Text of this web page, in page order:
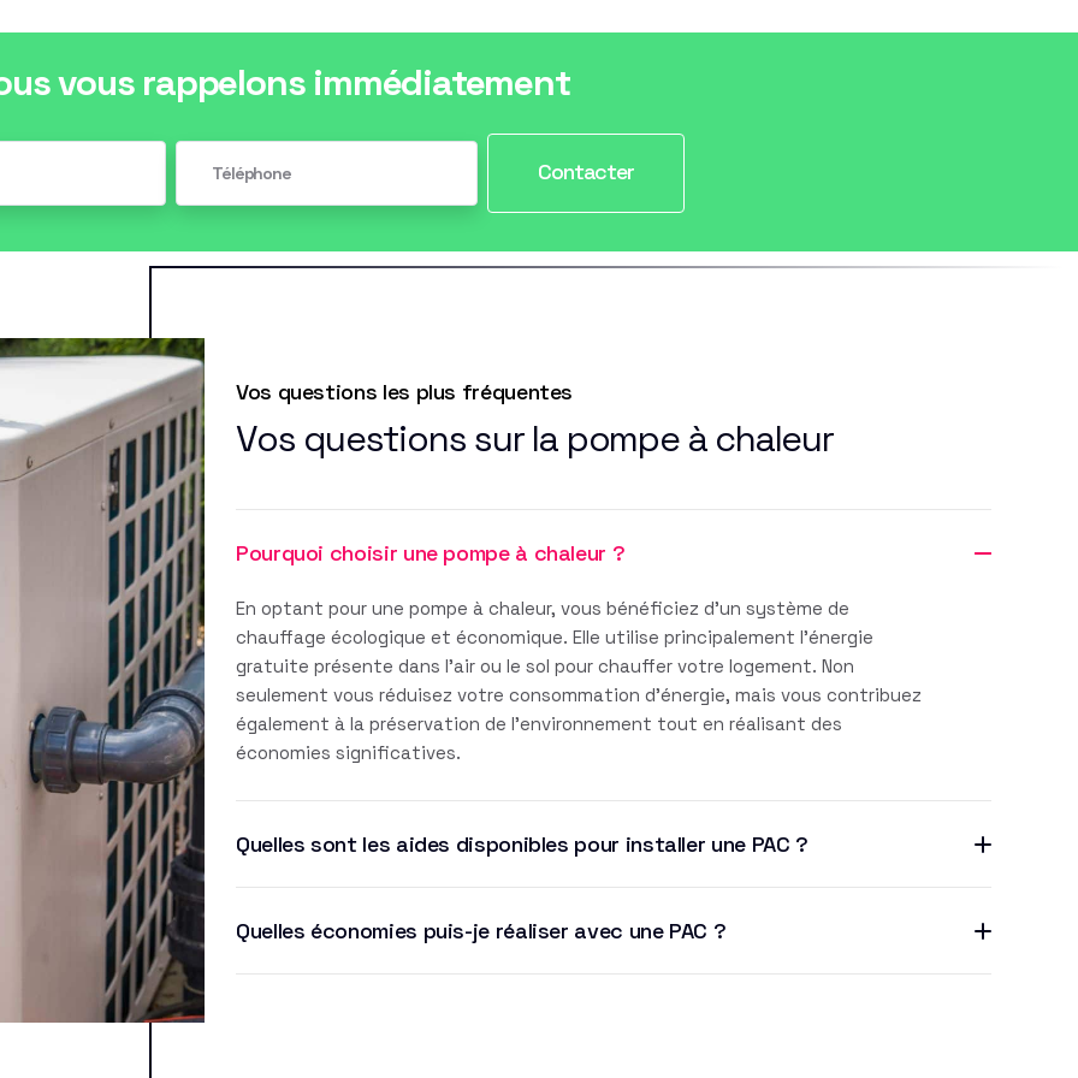
vous rappelons immédiatement
Contacter
Vos questions les plus fréquentes
Vos questions sur la pompe à chaleur
Pourquoi choisir une pompe à chaleur ?
En optant pour une pompe à chaleur, vous bénéficiez d'un système de
chauffage écologique et économique. Elle utilise principalement l'énergie
gratuite présente dans l'air ou le sol pour chauffer votre logement. Non
seulement vous réduisez votre consommation d'énergie, mais vous contribuez
également à la préservation de l'environnement tout en réalisant des
économies significatives.
Quelles sont les aides disponibles pour installer une PAC ?
Quelles économies puis-je réaliser avec une PAC ?